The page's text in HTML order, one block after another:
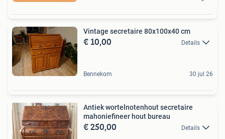
Vintage secretaire 80x100x40 cm
€ 10,00 Details
Bennekom 30 jul 26
Antiek wortelnotenhout secretaire
mahoniefineer hout bureau
€ 250,00 Details